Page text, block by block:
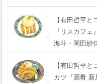
【有田哲平
『リスカフ
海斗・岡田紗
【有田哲平
カツ『酒肴